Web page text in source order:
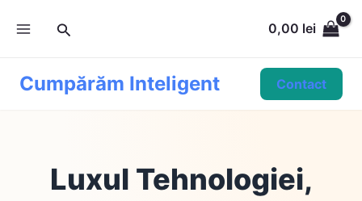
Search 0,00 lei
Cumpărăm Inteligent Contact
Luxul Tehnologiei,